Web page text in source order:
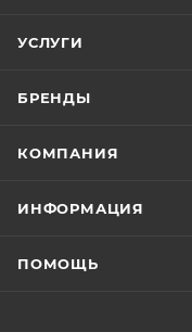
УСЛУГИ
БРЕНДЫ
КОМПАНИЯ
ИНФОРМАЦИЯ
ПОМОЩЬ